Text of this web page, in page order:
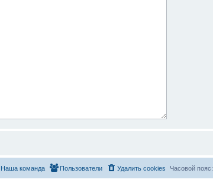
Часовой пояс:
Удалить cookies
Пользователи
Наша команда